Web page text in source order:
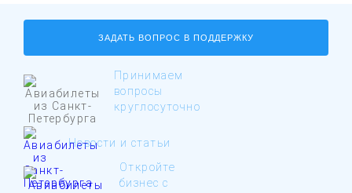
ЗАДАТЬ ВОПРОС В ПОДДЕРЖКУ
Принимаем
вопросы
круглосуточно
Новости и статьи
Откройте
бизнес с